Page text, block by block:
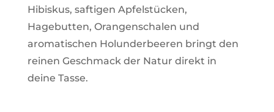
Hibiskus, saftigen Apfelstücken,
Hagebutten, Orangenschalen und
aromatischen Holunderbeeren bringt den
reinen Geschmack der Natur direkt in
deine Tasse.